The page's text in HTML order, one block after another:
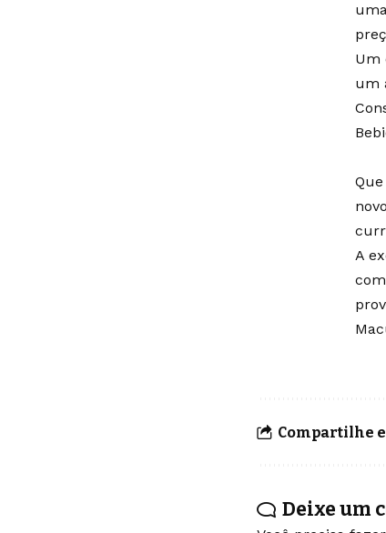
Um
um
A
Compartilhe
Deixe um